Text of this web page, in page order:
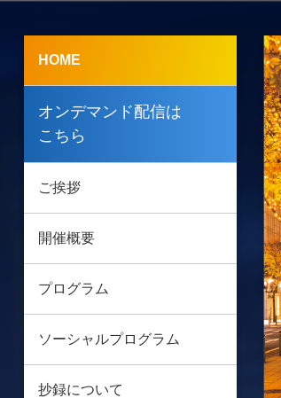
HOME
オンデマンド配信は
こちら
ご挨拶
開催概要
プログラム
ソーシャルプログラム
抄録について